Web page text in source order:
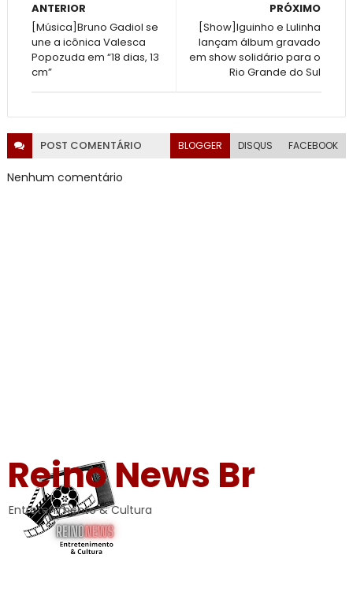
PRÓXIMO
[Show]Iguinho e Lulinha
lançam álbum gravado
em show solidário para o
Rio Grande do Sul
ANTERIOR
[Música]Bruno Gadiol se
une a icônica Valesca
Popozuda em “18 dias, 13
cm”
POST COMENTÁRIO BLOGGER DISQUS FACEBOOK
Nenhum comentário
Reino News Br
Entretenimento & Cultura